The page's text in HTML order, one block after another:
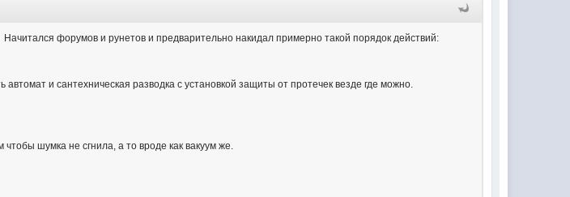
форумов и рунетов и предварительно накидал примерно такой порядок действий:
автомат и сантехническая разводка с установкой защиты от протечек везде где можно.
шумка не сгнила, а то вроде как вакуум же.